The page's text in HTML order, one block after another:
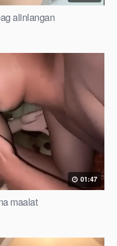
alinlangan
01:47
maalat